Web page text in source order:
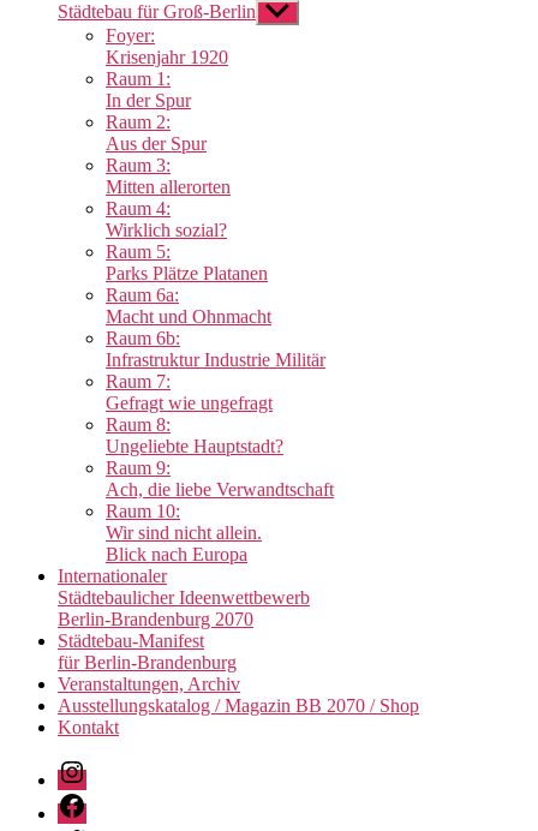
Städtebau für Groß-Berlin Untermenü
anzeigen
Foyer:
Krisenjahr 1920
Raum 1:
In der Spur
Raum 2:
Aus der Spur
Raum 3:
Mitten allerorten
Raum 4:
Wirklich sozial?
Raum 5:
Parks Plätze Platanen
Raum 6a:
Macht und Ohnmacht
Raum 6b:
Infrastruktur Industrie Militär
Raum 7:
Gefragt wie ungefragt
Raum 8:
Ungeliebte Hauptstadt?
Raum 9:
Ach, die liebe Verwandtschaft
Raum 10:
Wir sind nicht allein.
Blick nach Europa
Internationaler
Städtebaulicher Ideenwettbewerb
Berlin-Brandenburg 2070
Städtebau-Manifest
für Berlin-Brandenburg
Veranstaltungen, Archiv
Ausstellungskatalog / Magazin BB 2070 / Shop
Kontakt
Instagram
Facebook